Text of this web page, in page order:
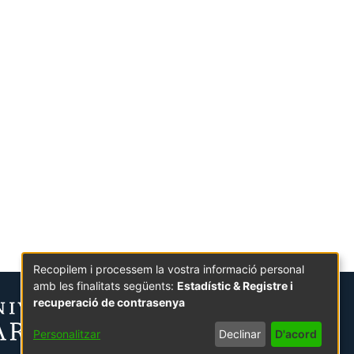
Recopilem i processem la vostra informació personal
amb les finalitats següents: Estadístic & Registre i
recuperació de contrasenya
Personalitzar Declinar D'acord